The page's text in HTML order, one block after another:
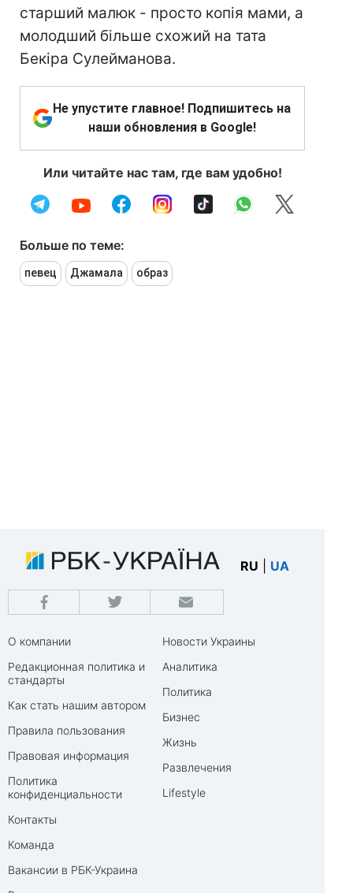
старший малюк - просто копія мами, а
молодший більше схожий на тата
Бекіра Сулейманова.
Не упустите главное! Подпишитесь на
наши обновления в Google!
Или читайте нас там, где вам удобно!
Больше по теме:
певец Джамала образ
RU UA
О компании
Редакционная политика и
стандарты
Как стать нашим автором
Правила пользования
Правовая информация
Политика
конфиденциальности
Контакты
Команда
Вакансии в РБК-Украина
Новости Украины
Аналитика
Политика
Бизнес
Жизнь
Развлечения
Lifestyle